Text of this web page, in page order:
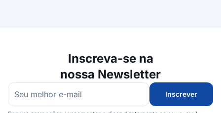
Inscreva-se na
nossa Newsletter
Inscrever